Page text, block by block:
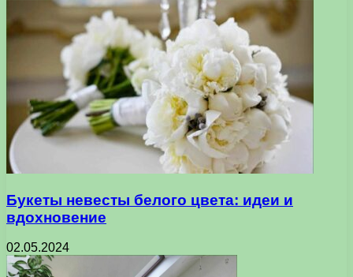
Букеты невесты белого цвета: идеи и
вдохновение
02.05.2024